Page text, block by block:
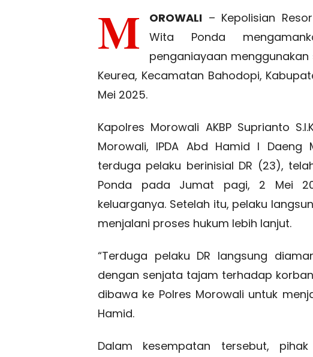
M OROWALI – Kepolisian
Wita Ponda
penganiayaan
Keurea, Kecamatan Bahodopi,
Mei 2025.
Kapolres Morowali AKBP Suprianto
Morowali, IPDA Abd Hamid I Daeng
terduga pelaku berinisial DR (23),
Ponda pada Jumat pagi, 2 Mei
keluarganya. Setelah itu, pelaku
menjalani proses hukum lebih lanjut.
“Terduga pelaku DR langsung
dengan senjata tajam terhadap
dibawa ke Polres Morowali untuk
Hamid.
Dalam kesempatan tersebut,